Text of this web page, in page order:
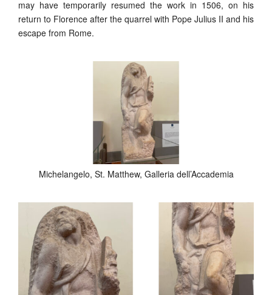
may have temporarily resumed the work in 1506, on his
return to Florence after the quarrel with Pope Julius II and his
escape from Rome.
Michelangelo, St. Matthew, Galleria dell’Accademia